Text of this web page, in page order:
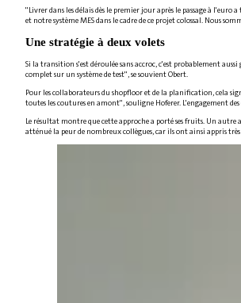
"Livrer dans les délais dès le premier jour après le passage à
et notre système MES dans le cadre de ce projet colossal. Nous
Une stratégie à deux volets
Si la transition s'est déroulée sans accroc, c'est probablement
complet sur un système de test", se souvient Obert.
Pour les collaborateurs du shopfloor et de la planification, cela
toutes les coutures en amont", souligne Hoferer. L'engagement
Le résultat montre que cette approche a porté ses fruits. Un
atténué la peur de nombreux collègues, car ils ont ainsi appris